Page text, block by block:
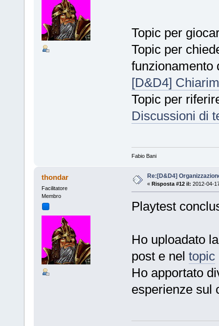
Topic per
Topic per
funzionamento
[D&D4]
Topic per
Discussioni di
Fabio Bani
thondar
Facilitatore
Membro
Re:[D&D4]
« Risposta #12 il: 2012-04-
Playtest
Ho uploadato
post e nel topic
Ho apportato
esperienze sul